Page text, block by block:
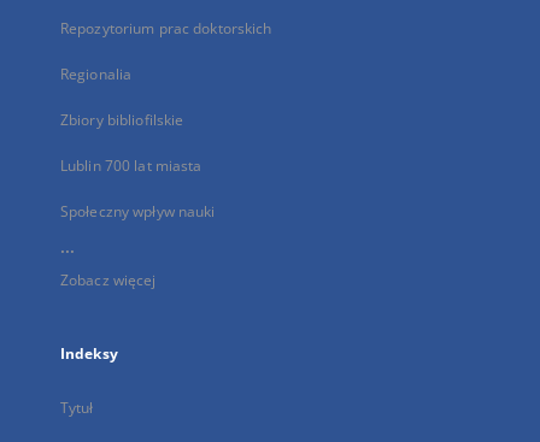
Repozytorium prac doktorskich
Regionalia
Zbiory bibliofilskie
Lublin 700 lat miasta
Społeczny wpływ nauki
...
Zobacz więcej
Indeksy
Tytuł